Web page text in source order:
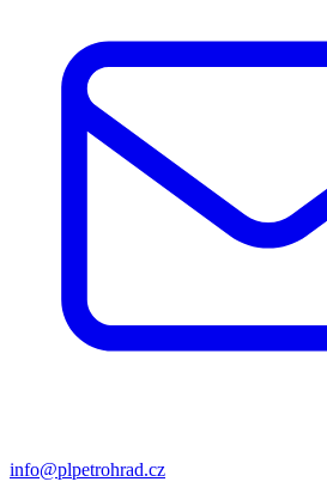
info@plpetrohrad.cz